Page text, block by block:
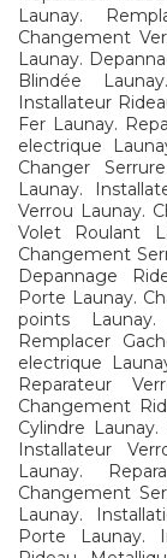
Launay.
Changement
Launay.
Blindée
Installateur
Fer Launay.
electrique
Changer
Launay.
Verrou Launay.
Volet Roulant
Changement
Depannage
Porte Launay.
points
Remplacer
electrique
Reparateur
Changement
Cylindre
Installateur
Launay.
Changement
Launay.
Porte Launay.